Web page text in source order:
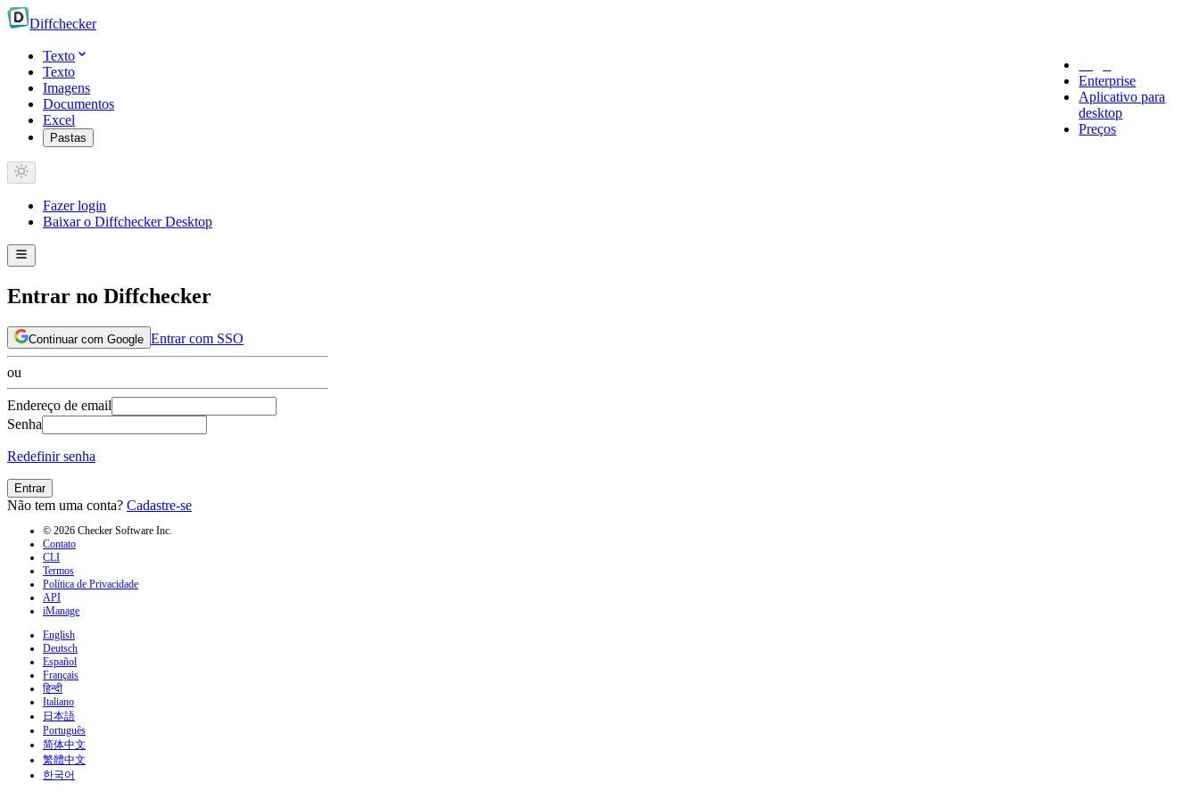
Diffchecker
Texto
Texto
Imagens
Documentos
Excel
Pastas
Enterprise
Aplicativo para
desktop
Preços
Fazer login
Baixar o Diffchecker Desktop
Entrar no Diffchecker
Continuar com Google Entrar com SSO
ou
Endereço de email
Senha
Redefinir senha
Entrar
Não tem uma conta? Cadastre-se
© 2026 Checker Software Inc.
Contato
CLI
Termos
Política de Privacidade
API
iManage
English
Deutsch
Español
Français
हिन्दी
Italiano
日本語
Português
简体中文
繁體中文
한국어